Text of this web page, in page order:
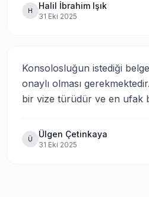
H Halil İbrahim Işık
31 Eki 2025
Konsolosluğun istediği
onaylı olması
bir vize türüdür ve en ufak
Ü Ülgen Çetinkaya
31 Eki 2025